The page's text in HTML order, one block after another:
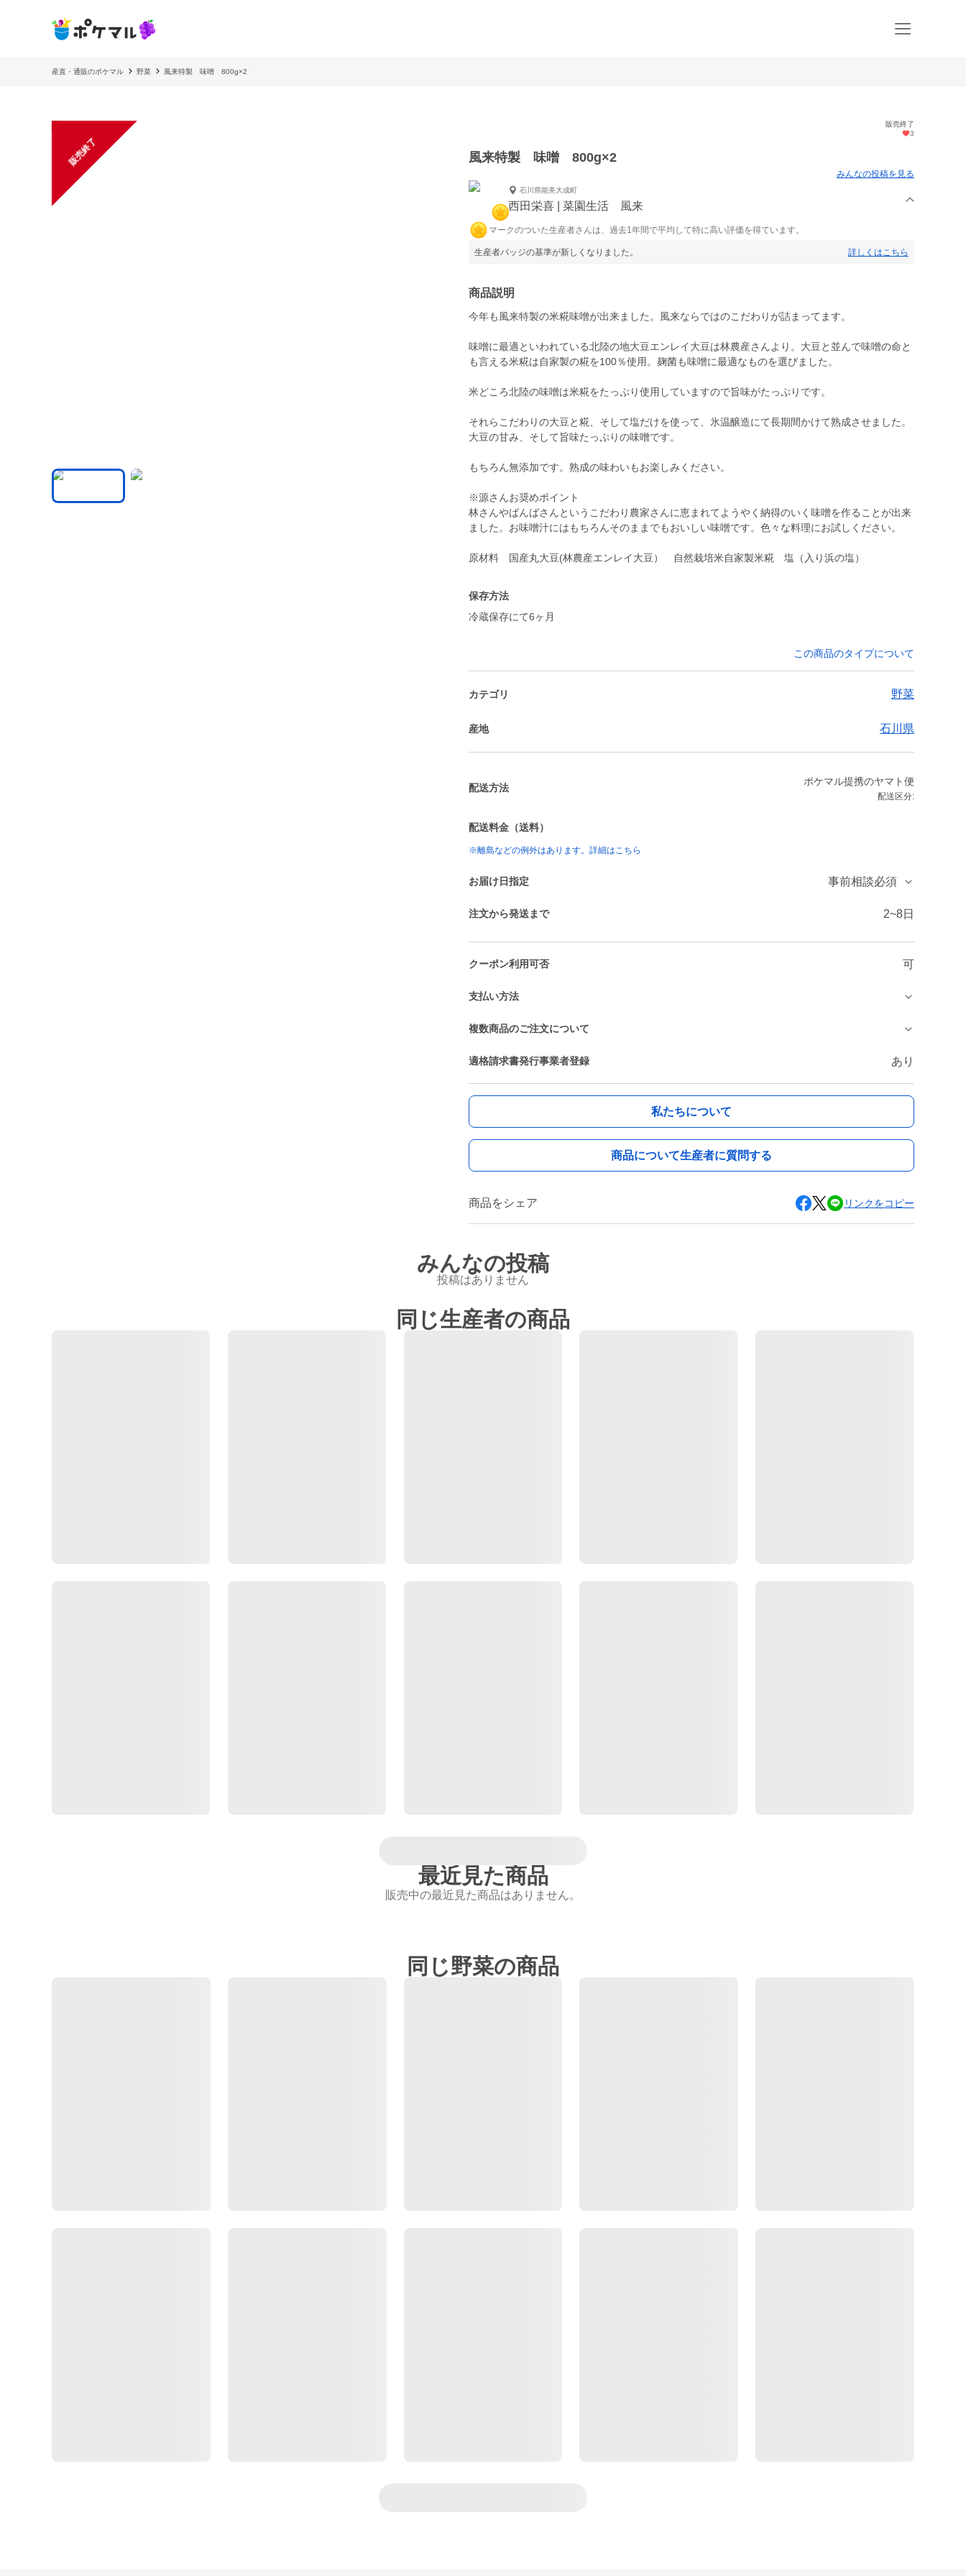
産直・通販のポケマル 野菜 風来特製 味噌 800g×2
販売終了
販売終了
3
風来特製 味噌 800g×2
みんなの投稿を見る
石川県能美大成町
西田栄喜 | 菜園生活 風来
マークのついた生産者さんは、過去1年間で平均して特に高い評価を得ています。
生産者バッジの基準が新しくなりました。 詳しくはこちら
商品説明
今年も風来特製の米糀味噌が出来ました。風来ならではのこだわりが詰まってます。
味噌に最適といわれている北陸の地大豆エンレイ大豆は林農産さんより。大豆と並んで味噌の命と
も言える米糀は自家製の糀を100％使用。麹菌も味噌に最適なものを選びました。
米どころ北陸の味噌は米糀をたっぷり使用していますので旨味がたっぷりです。
それらこだわりの大豆と糀、そして塩だけを使って、氷温醸造にて長期間かけて熟成させました。
大豆の甘み、そして旨味たっぷりの味噌です。
もちろん無添加です。熟成の味わいもお楽しみください。
※源さんお奨めポイント
林さんやばんばさんというこだわり農家さんに恵まれてようやく納得のいく味噌を作ることが出来
ました。お味噌汁にはもちろんそのままでもおいしい味噌です。色々な料理にお試しください。
原材料 国産丸大豆(林農産エンレイ大豆） 自然栽培米自家製米糀 塩（入り浜の塩）
保存方法
冷蔵保存にて6ヶ月
この商品のタイプについて
カテゴリ 野菜
産地 石川県
配送方法
ポケマル提携のヤマト便
配送区分:
配送料金（送料）
※離島などの例外はあります。詳細はこちら
お届け日指定 事前相談必須
注文から発送まで 2~8日
クーポン利用可否 可
支払い方法
複数商品のご注文について
適格請求書発行事業者登録 あり
私たちについて
商品について生産者に質問する
商品をシェア リンクをコピー
みんなの投稿
投稿はありません
同じ生産者の商品
最近見た商品
販売中の最近見た商品はありません。
同じ野菜の商品